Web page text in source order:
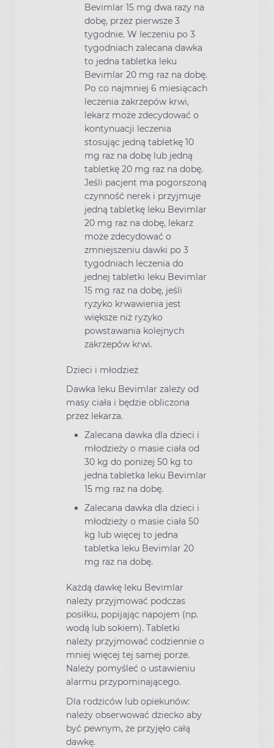
Bevimlar 15 mg dwa razy na
dobę, przez pierwsze 3
tygodnie. W leczeniu po 3
tygodniach zalecana dawka
to jedna tabletka leku
Bevimlar 20 mg raz na dobę.
Po co najmniej 6 miesiącach
leczenia zakrzepów krwi,
lekarz może zdecydować o
kontynuacji leczenia
stosując jedną tabletkę 10
mg raz na dobę lub jedną
tabletkę 20 mg raz na dobę.
Jeśli pacjent ma pogorszoną
czynność nerek i przyjmuje
jedną tabletkę leku Bevimlar
20 mg raz na dobę, lekarz
może zdecydować o
zmniejszeniu dawki po 3
tygodniach leczenia do
jednej tabletki leku Bevimlar
15 mg raz na dobę, jeśli
ryzyko krwawienia jest
większe niż ryzyko
powstawania kolejnych
zakrzepów krwi.
Dzieci i młodzież
Dawka leku Bevimlar zależy od
masy ciała i będzie obliczona
przez lekarza.
Zalecana dawka dla dzieci i
młodzieży o masie ciała od
30 kg do poniżej 50 kg to
jedna tabletka leku Bevimlar
15 mg raz na dobę.
Zalecana dawka dla dzieci i
młodzieży o masie ciała 50
kg lub więcej to jedna
tabletka leku Bevimlar 20
mg raz na dobę.
Każdą dawkę leku Bevimlar
należy przyjmować podczas
posiłku, popijając napojem (np.
wodą lub sokiem). Tabletki
należy przyjmować codziennie o
mniej więcej tej samej porze.
Należy pomyśleć o ustawieniu
alarmu przypominającego.
Dla rodziców lub opiekunów:
należy obserwować dziecko aby
być pewnym, że przyjęło całą
dawkę.